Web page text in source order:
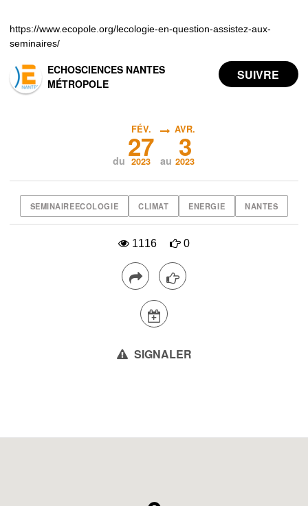
https://www.ecopole.org/lecologie-en-question-assistez-aux-
seminaires/
ECHOSCIENCES NANTES
MÉTROPOLE
du
FÉV.
27
2023 au
AVR.
3
2023
SEMINAIREECOLOGIE CLIMAT ENERGIE NANTES
1116 0
SIGNALER